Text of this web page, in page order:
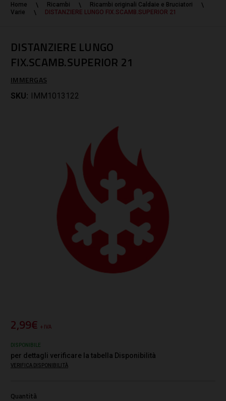
Home Ricambi
Ricambi originali Caldaie e Bruciatori
Varie
DISTANZIERE LUNGO FIX.SCAMB.SUPERIOR 21
DISTANZIERE LUNGO
FIX.SCAMB.SUPERIOR 21
IMMERGAS
SKU: IMM1013122
2,99€ + IVA
DISPONIBILE
per dettagli verificare la tabella Disponibilità
VERIFICA DISPONIBILITÀ
Quantità